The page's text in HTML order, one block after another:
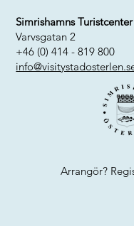
Simrishamns Turistcenter
Varvsgatan 2
+46 (0) 414 - 819 800
Arrangör?